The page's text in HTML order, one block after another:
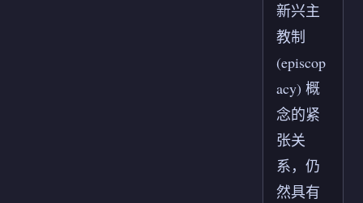
新兴主
教制
(episcop
acy) 概
念的紧
张关
系，仍
然具有